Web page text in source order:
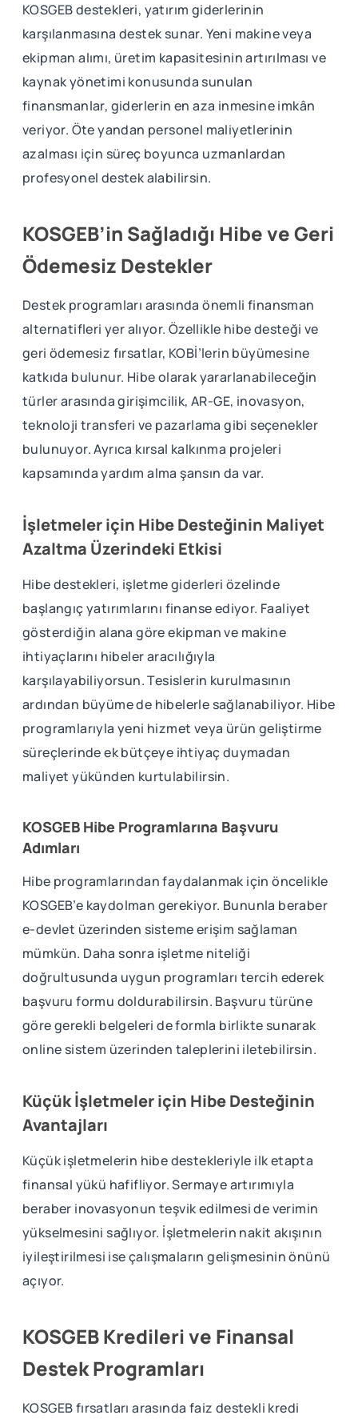
KOSGEB destekleri, yatırım giderlerinin
karşılanmasına destek sunar. Yeni makine veya
ekipman alımı, üretim kapasitesinin artırılması ve
kaynak yönetimi konusunda sunulan
finansmanlar, giderlerin en aza inmesine imkân
veriyor. Öte yandan personel maliyetlerinin
azalması için süreç boyunca uzmanlardan
profesyonel destek alabilirsin.
KOSGEB’in Sağladığı Hibe ve Geri
Ödemesiz Destekler
Destek programları arasında önemli finansman
alternatifleri yer alıyor. Özellikle hibe desteği ve
geri ödemesiz fırsatlar, KOBİ’lerin büyümesine
katkıda bulunur. Hibe olarak yararlanabileceğin
türler arasında girişimcilik, AR-GE, inovasyon,
teknoloji transferi ve pazarlama gibi seçenekler
bulunuyor. Ayrıca kırsal kalkınma projeleri
kapsamında yardım alma şansın da var.
İşletmeler için Hibe Desteğinin Maliyet
Azaltma Üzerindeki Etkisi
Hibe destekleri, işletme giderleri özelinde
başlangıç yatırımlarını finanse ediyor. Faaliyet
gösterdiğin alana göre ekipman ve makine
ihtiyaçlarını hibeler aracılığıyla
karşılayabiliyorsun. Tesislerin kurulmasının
ardından büyüme de hibelerle sağlanabiliyor. Hibe
programlarıyla yeni hizmet veya ürün geliştirme
süreçlerinde ek bütçeye ihtiyaç duymadan
maliyet yükünden kurtulabilirsin.
KOSGEB Hibe Programlarına Başvuru
Adımları
Hibe programlarından faydalanmak için öncelikle
KOSGEB’e kaydolman gerekiyor. Bununla beraber
e-devlet üzerinden sisteme erişim sağlaman
mümkün. Daha sonra işletme niteliği
doğrultusunda uygun programları tercih ederek
başvuru formu doldurabilirsin. Başvuru türüne
göre gerekli belgeleri de formla birlikte sunarak
online sistem üzerinden taleplerini iletebilirsin.
Küçük İşletmeler için Hibe Desteğinin
Avantajları
Küçük işletmelerin hibe destekleriyle ilk etapta
finansal yükü hafifliyor. Sermaye artırımıyla
beraber inovasyonun teşvik edilmesi de verimin
yükselmesini sağlıyor. İşletmelerin nakit akışının
iyileştirilmesi ise çalışmaların gelişmesinin önünü
açıyor.
KOSGEB Kredileri ve Finansal
Destek Programları
KOSGEB fırsatları arasında faiz destekli kredi